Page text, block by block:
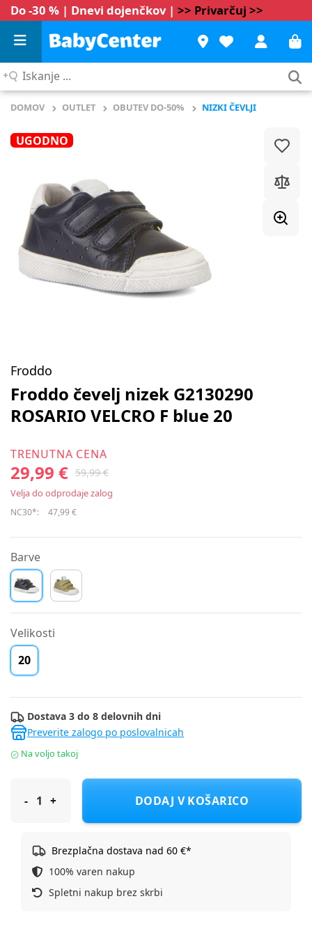
Do -30 % | Dnevi dojenčkov | >> Privarčuj >>
Iskanje
DOMOV OUTLET OBUTEV DO-50% NIZKI ČEVLJI
UGODNO
Froddo
Froddo čevelj nizek G2130290
ROSARIO VELCRO F blue 20
TRENUTNA CENA
29,99 € 59,99 €
Velja do odprodaje zalog
NC30*: 47,99 €
Barve
Velikosti
20
Dostava 3 do 8 delovnih dni
Preverite zalogo po poslovalnicah
Na voljo takoj
Froddo čevelj nizek G2130290 ROSARIO VELCRO F blue 20
DODAJ V KOŠARICO
Brezplačna dostava nad 60 €*
100% varen nakup
Spletni nakup brez skrbi